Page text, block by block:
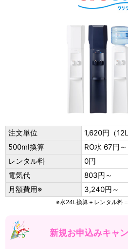
注文単位
1,620円（
500ml換算
RO水 67円～
レンタル料
0円
電気代
803円～
月額費用※
3,240円～
※水24L換算＋レンタル料
新規お申込みキャ